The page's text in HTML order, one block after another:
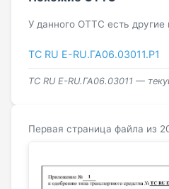
У данного ОТТС есть другие
ТС RU Е-RU.ГА06.03011.Р1
ТС RU Е-RU.ГА06.03011 —
Первая страница файла из